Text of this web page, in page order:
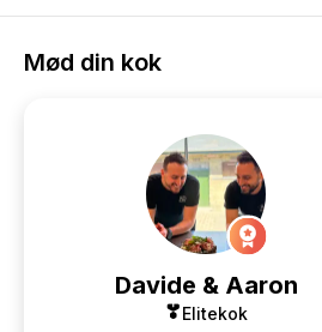
Mød din kok
Davide & Aaron
Elitekok